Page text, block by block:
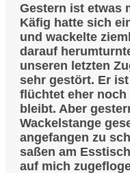
Gestern ist etwas
Käfig hatte sich
und wackelte
darauf
unseren letzten
sehr gestört. Er
flüchtet eher
bleibt. Aber
Wackelstange
angefangen zu
saßen am
auf mich